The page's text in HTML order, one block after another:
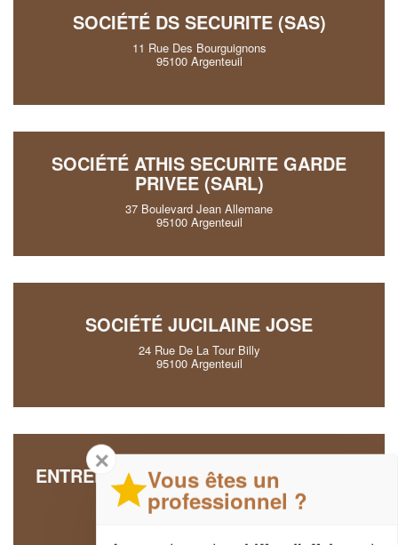
SOCIÉTÉ DS SECURITE (SAS)
11 Rue Des Bourguignons
95100 Argenteuil
SOCIÉTÉ ATHIS SECURITE GARDE
PRIVEE (SARL)
37 Boulevard Jean Allemane
95100 Argenteuil
SOCIÉTÉ JUCILAINE JOSE
24 Rue De La Tour Billy
95100 Argenteuil
ENTREPRISE INDEX SECURITE (SARL)
93 Rue Henri Barbusse
95100 Argenteuil
✕
Vous êtes un
professionnel ?